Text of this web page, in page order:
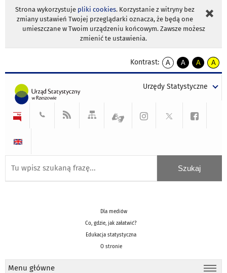
Strona wykorzystuje pliki cookies. Korzystanie z witryny bez
zmiany ustawień Twojej przeglądarki oznacza, że będą one
umieszczane w Twoim urządzeniu końcowym. Zawsze możesz
zmienić te ustawienia.
Kontrast:
A
kontrast
A
kontrast
tekst
czarnym
A
kontrast
tekst
czarnym
A
tekst
żółtym
Urzędy Statystyczne
Dla mediów
Co, gdzie, jak załatwić?
Edukacja statystyczna
O stronie
Menu główne